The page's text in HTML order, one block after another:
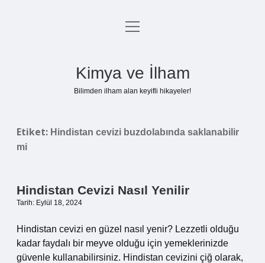
Anasayfa
menüyü
Kimya ve İlham
Bilimden ilham alan keyifli hikayeler!
Etiket: Hindistan cevizi buzdolabında saklanabilir
mi
Hindistan Cevizi Nasıl Yenilir
Tarih: Eylül 18, 2024
Hindistan cevizi en güzel nasıl yenir? Lezzetli olduğu
kadar faydalı bir meyve olduğu için yemeklerinizde
güvenle kullanabilirsiniz. Hindistan cevizini çiğ olarak,